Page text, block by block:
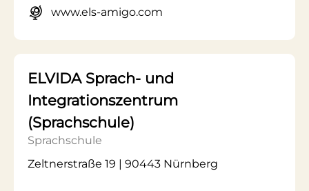
www.els-amigo.com
ELVIDA Sprach- und
Integrationszentrum
(Sprachschule)
Sprachschule
Zeltnerstraße 19 | 90443 Nürnberg